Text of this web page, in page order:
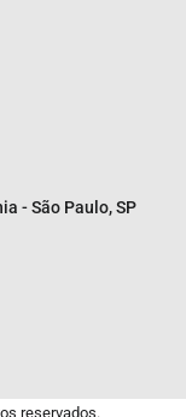
- São Paulo, SP
reservados.